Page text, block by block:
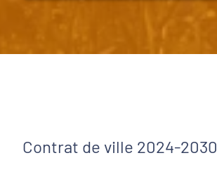
Contrat de ville 2024-2030